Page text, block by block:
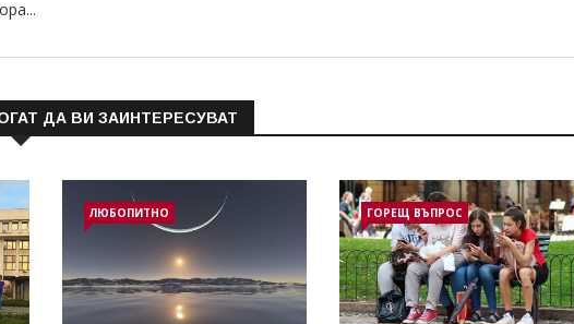
ДА ВИ ЗАИНТЕРЕСУВАТ
ЛЮБОПИТНО ГОРЕЩ ВЪПРОС